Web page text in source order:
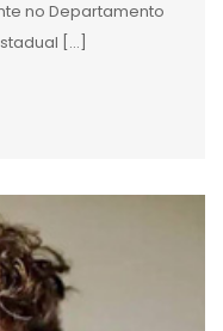
no Departamento
[…]